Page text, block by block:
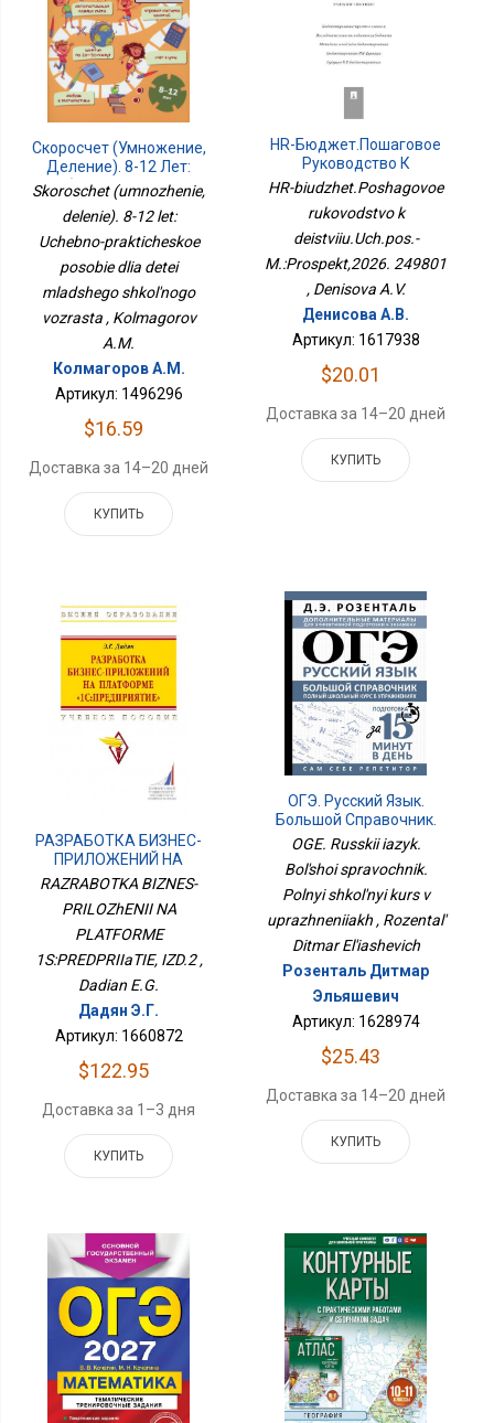
Скоросчет (умножение,
Деление). 8-12 Лет:
Учебно-Практическое
Пособие Для Детей
Младшего Школьного
Возраста
Skoroschet (umnozhenie,
delenie). 8-12 let:
Uchebno-prakticheskoe
posobie dlia detei
mladshego shkol'nogo
vozrasta , Kolmagorov
A.M.
Колмагоров А.М.
Артикул: 1496296
$16.59
Доставка за 14–20 дней
КУПИТЬ
HR-Бюджет.Пошаговое
Руководство К
Действию.Уч.пос.-
М.:Проспект,2026.
249801
HR-biudzhet.Poshagovoe
rukovodstvo k
deistviiu.Uch.pos.-
M.:Prospekt,2026. 249801
, Denisova A.V.
Денисова А.В.
Артикул: 1617938
$20.01
Доставка за 14–20 дней
КУПИТЬ
РАЗРАБОТКА БИЗНЕС-
ПРИЛОЖЕНИЙ НА
ПЛАТФОРМЕ
RAZRABOTKA BIZNES-
PRILOZhENII NA
PLATFORME
1S:PREDPRIIaTIE, IZD.2 ,
Dadian E.G.
Дадян Э.Г.
Артикул: 1660872
$122.95
Доставка за 1–3 дня
КУПИТЬ
ОГЭ. Русский Язык.
Большой Справочник.
Полный Школьный Курс
В Упражнениях
OGE. Russkii iazyk.
Bol'shoi spravochnik.
Polnyi shkol'nyi kurs v
uprazhneniiakh , Rozental'
Ditmar El'iashevich
Розенталь Дитмар
Эльяшевич
Артикул: 1628974
$25.43
Доставка за 14–20 дней
КУПИТЬ